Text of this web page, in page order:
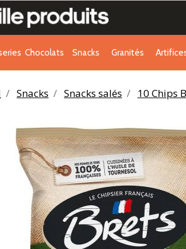
Chocolats Snacks Granités
Snacks Snacks salés 10 Chips